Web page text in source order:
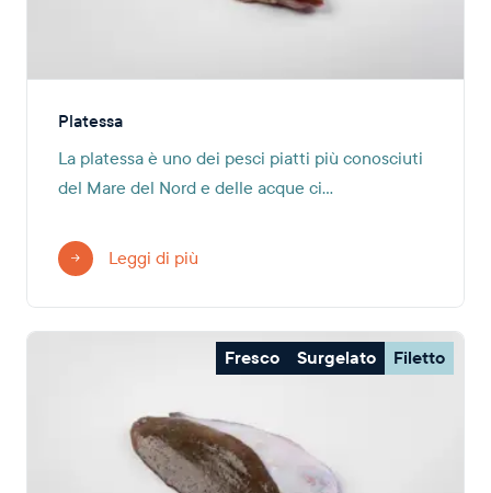
Platessa
La platessa è uno dei pesci piatti più conosciuti
del Mare del Nord e delle acque ci...
Leggi di più
Fresco Surgelato Filetto